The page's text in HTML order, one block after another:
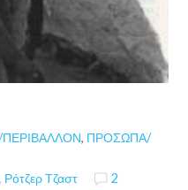
ΠΕΡΙΒΆΛΛΟΝ, ΠΡΌΣΩΠΑ/
, Ρότζερ Τζαστ 2